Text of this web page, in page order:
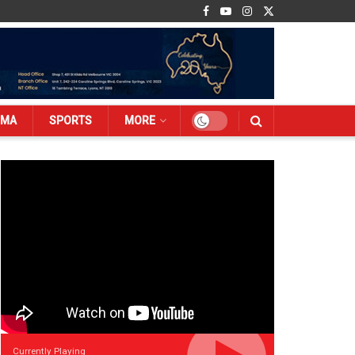
SPORTS MORE
Currently Playing